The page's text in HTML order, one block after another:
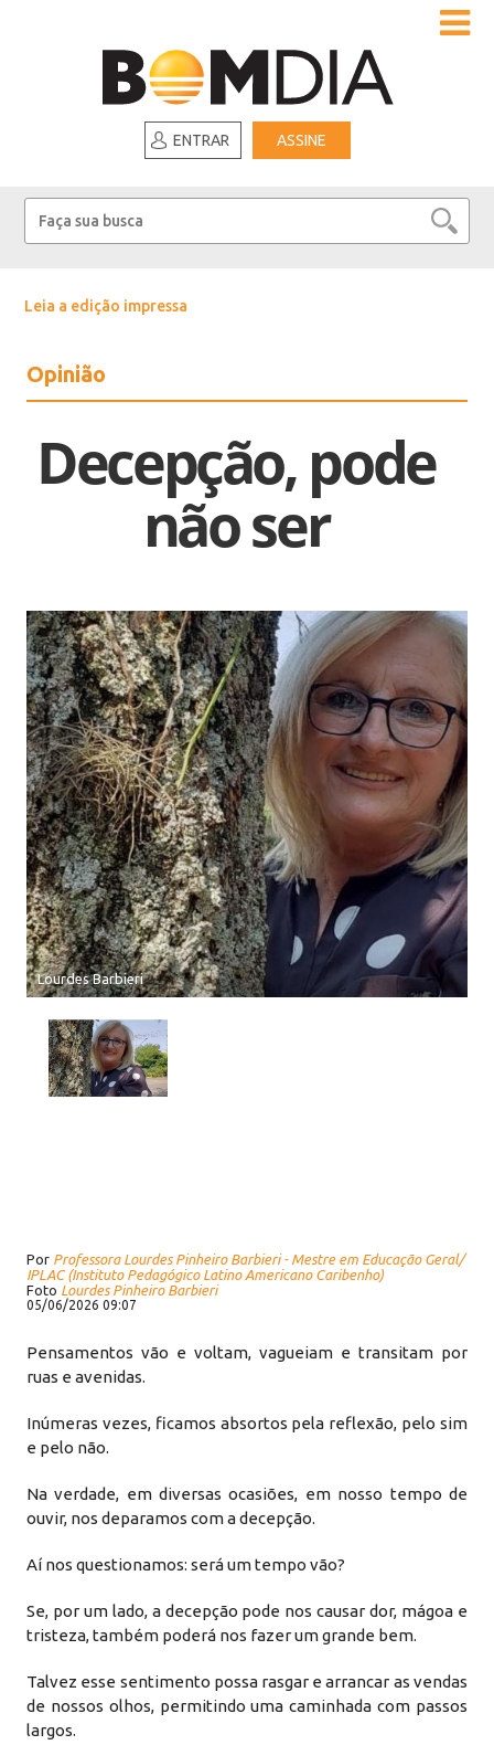
ENTRAR ASSINE
Leia a edição impressa
Opinião
Decepção, pode
não ser
Lourdes Barbieri
Por Professora Lourdes Pinheiro Barbieri - Mestre em Educação Geral/
IPLAC (Instituto Pedagógico Latino Americano Caribenho)
Foto Lourdes Pinheiro Barbieri
05/06/2026 09:07
Pensamentos vão e voltam, vagueiam e transitam por
ruas e avenidas.
Inúmeras vezes, ficamos absortos pela reflexão, pelo sim
e pelo não.
Na verdade, em diversas ocasiões, em nosso tempo de
ouvir, nos deparamos com a decepção.
Aí nos questionamos: será um tempo vão?
Se, por um lado, a decepção pode nos causar dor, mágoa e
tristeza, também poderá nos fazer um grande bem.
Talvez esse sentimento possa rasgar e arrancar as vendas
de nossos olhos, permitindo uma caminhada com passos
largos.